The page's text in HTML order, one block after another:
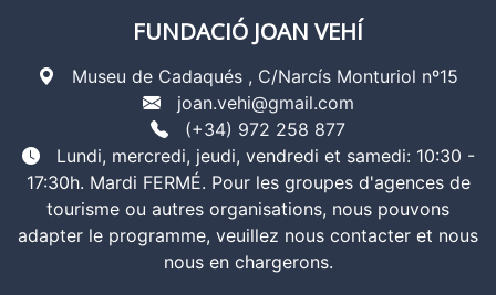
FUNDACIÓ JOAN VEHÍ
Museu de Cadaqués , C/Narcís Monturiol nº15
joan.vehi@gmail.com
(+34) 972 258 877
Lundi, mercredi, jeudi, vendredi et samedi: 10:30 -
17:30h. Mardi FERMÉ. Pour les groupes d'agences de
tourisme ou autres organisations, nous pouvons
adapter le programme, veuillez nous contacter et nous
nous en chargerons.